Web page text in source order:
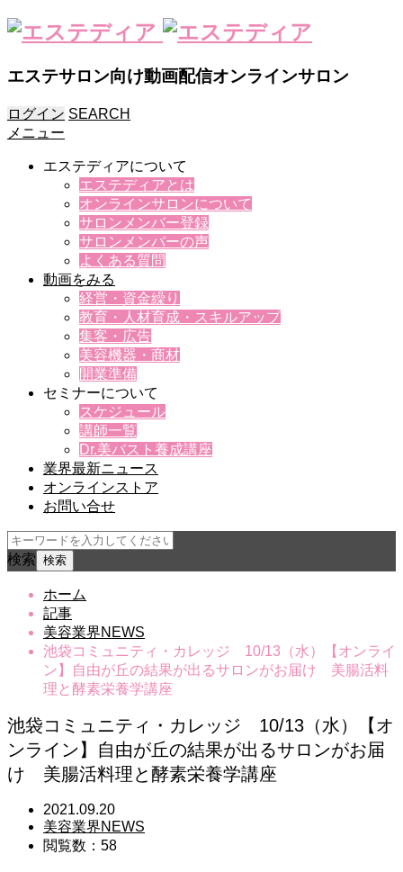
エステサロン向け動画配信オンラインサロン
ログイン SEARCH
メニュー
エステディアについて
エステディアとは
オンラインサロンについて
サロンメンバー登録
サロンメンバーの声
よくある質問
動画をみる
経営・資金繰り
教育・人材育成・スキルアップ
集客・広告
美容機器・商材
開業準備
セミナーについて
スケジュール
講師一覧
Dr.美バスト養成講座
業界最新ニュース
オンラインストア
お問い合せ
検索
ホーム
記事
美容業界NEWS
池袋コミュニティ・カレッジ 10/13（水）【オンライ
ン】自由が丘の結果が出るサロンがお届け 美腸活料
理と酵素栄養学講座
池袋コミュニティ・カレッジ 10/13（水）【オ
ンライン】自由が丘の結果が出るサロンがお届
け 美腸活料理と酵素栄養学講座
2021.09.20
美容業界NEWS
閲覧数：58